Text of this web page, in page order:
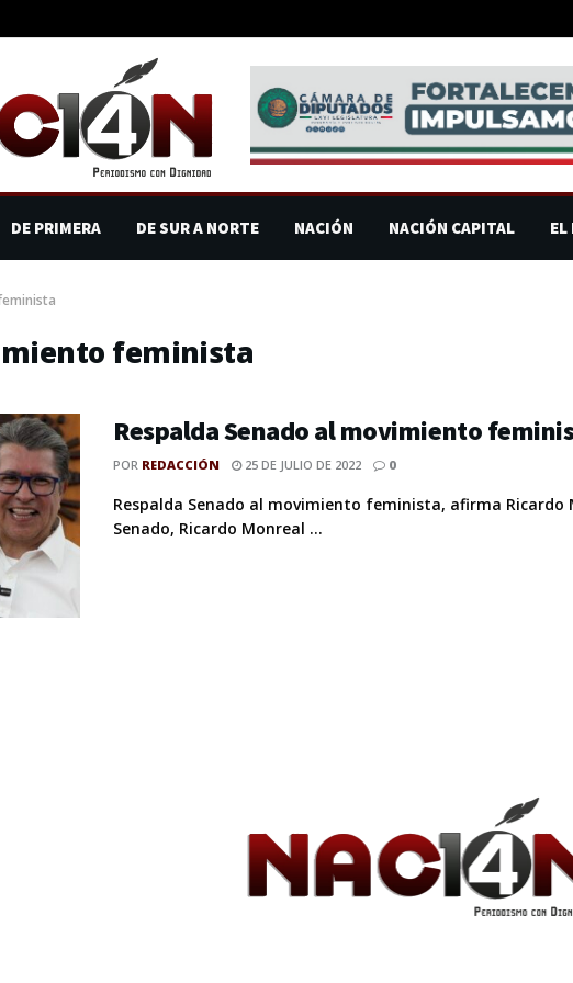
DE PRIMERA DE SUR A NORTE NACIÓN NACIÓN CAPITAL EL
feminista
Respalda Senado al movimiento
POR REDACCIÓN 25 DE JULIO DE 2022 0
Respalda Senado al movimiento feminista, afirma
Senado, Ricardo Monreal ...